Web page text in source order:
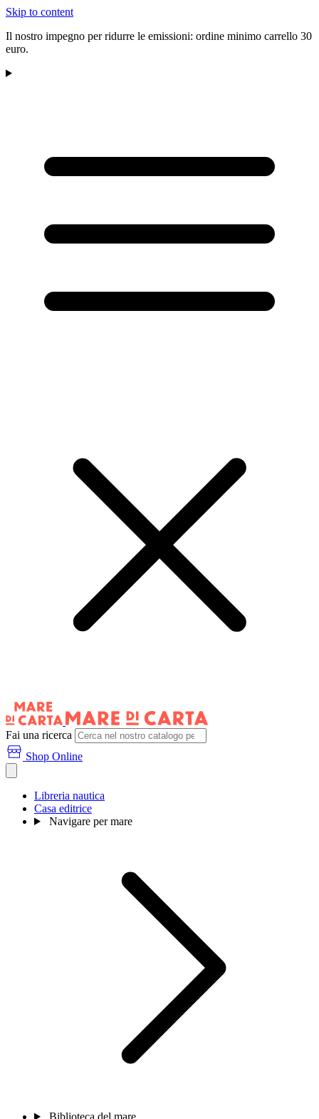
Skip to content
Il nostro impegno per ridurre le emissioni: ordine minimo carrello 30
euro.
Fai una ricerca
Shop Online
Libreria nautica
Casa editrice
Navigare per mare
Biblioteca del mare